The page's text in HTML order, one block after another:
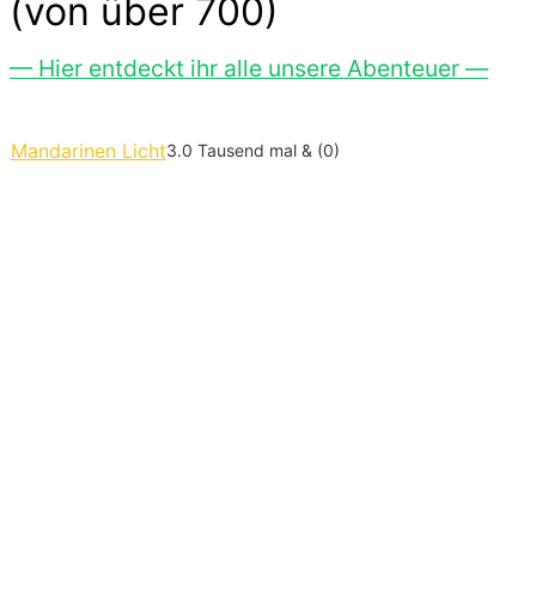
(von über 700)
— Hier entdeckt ihr alle unsere Abenteuer —
Mandarinen Licht3.0 Tausend mal & (0)